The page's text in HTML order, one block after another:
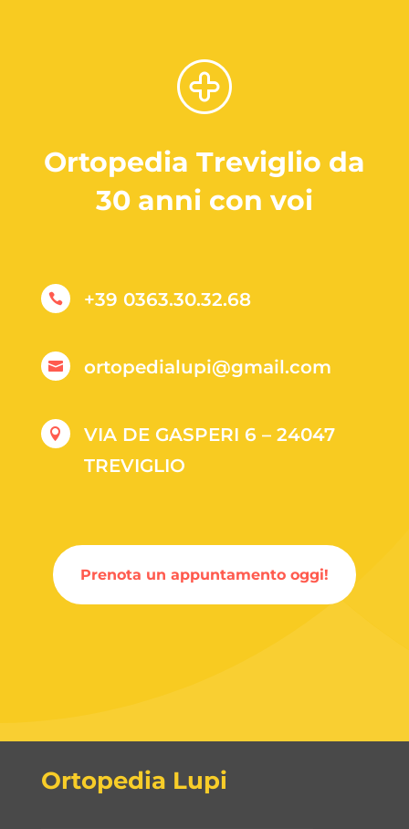
Ortopedia Treviglio da
30 anni con voi
 +39 0363.30.32.68
 ortopedialupi@gmail.com

VIA DE GASPERI 6 – 24047
TREVIGLIO
Prenota un appuntamento oggi!
Ortopedia Lupi